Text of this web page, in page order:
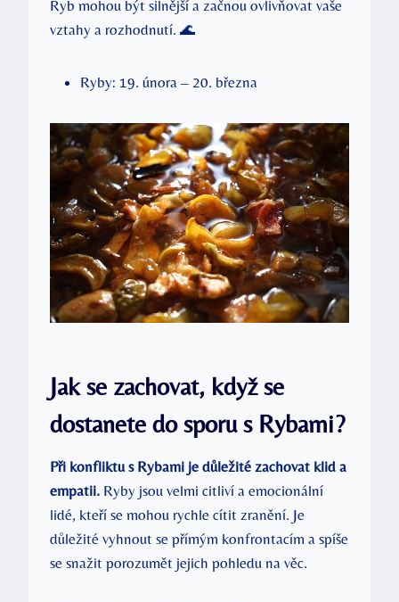
Ryb mohou být silnější a začnou ovlivňovat vaše
vztahy a rozhodnutí. 🌊
Ryby: 19. února – 20. března
Jak se zachovat, když se
dostanete do sporu s Rybami?
Při konfliktu s Rybami je důležité zachovat klid a
empatii. Ryby jsou velmi citliví a emocionální
lidé, kteří se mohou rychle cítit zranění. Je
důležité vyhnout se přímým konfrontacím a spíše
se snažit porozumět jejich pohledu na věc.